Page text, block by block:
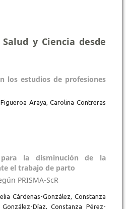
y Ciencia desde
los estudios de profesiones
Araya, Carolina Contreras
la disminución de la
el trabajo de parto
PRISMA-ScR
Cárdenas-González, Constanza
Díaz, Constanza Pérez-